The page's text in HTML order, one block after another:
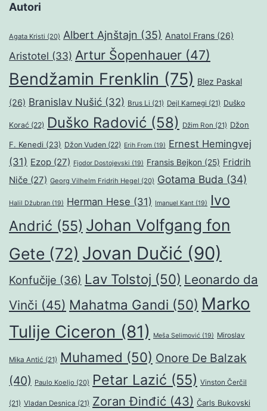
Autori
Agata Kristi (20) Albert Ajnštajn (35) Anatol Frans (26)
Aristotel (33) Artur Šopenhauer (47)
Bendžamin Frenklin (75) Blez Paskal
(26) Branislav Nušić (32) Brus Li (21) Dejl Karnegi (21) Duško
Korać (22) Duško Radović (58) Džim Ron (21) Džon
F. Kenedi (23) Džon Vuden (22) Erih From (19) Ernest Hemingvej
(31) Ezop (27) Fjodor Dostojevski (19) Fransis Bejkon (25) Fridrih
Niče (27) Georg Vilhelm Fridrih Hegel (20) Gotama Buda (34)
Halil Džubran (19) Herman Hese (31) Imanuel Kant (19)
Ivo
Andrić (55) Johan Volfgang fon
Gete (72) Jovan Dučić (90)
Konfučije (36) Lav Tolstoj (50) Leonardo da
Vinči (45) Mahatma Gandi (50) Marko
Tulije Ciceron (81) Meša Selimović (19) Miroslav
Mika Antić (21) Muhamed (50) Onore De Balzak
(40) Paulo Koeljo (20) Petar Lazić (55) Vinston Čerčil
(21) Vladan Desnica (21) Zoran Đinđić (43) Čarls Bukovski